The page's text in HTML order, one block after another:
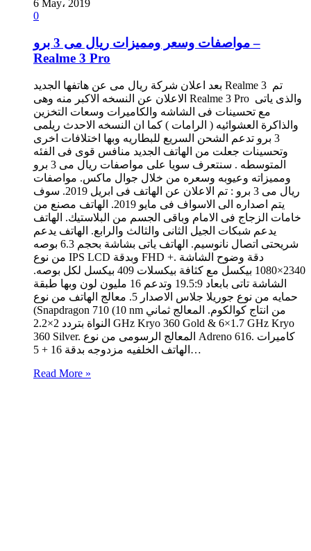
6 May، 2019
0
مواصفات وسعر ومميزات ريال مى 3 برو –
Realme 3 Pro
بعد اعلان شركة ريال مى عن هاتفها الجديد Realme 3 تم
الاعلان عن النسخه الاكبر منه وهى Realme 3 Pro والذى ياتى
مع تحسينات فى الشاشه والكاميرات وسعات التخزين
والذاكرة العشوائيه ( الرامات ) كما ان النسخه الاحدث ريلمى
3 برو تدعم الشحن السريع للبطاريه وبها اختلافات اخرى
وتحسينات جعلت من الهاتف الجديد منافس قوى فى الفئه
المتوسطه . سنتعرف سويا على مواصفات ريال مى 3 برو
ومميزاته وعيوبه وسعره من خلال جوال ماكس. مواصفات
ريال مى 3 برو : تم الاعلان عن الهاتف فى ابريل 2019. سوف
يتم اصداره الى الاسواف فى مايو 2019. الهاتف مصنع من
خامات الزجاج فى الامام وباقى الجسم من البلاستيك. الهاتف
يدعم شبكات الجيل الثانى والثالث والرابع. الهاتف يدعم
شريحتى اتصال نانوسيم. الهاتف ياتى بشاشة بحجم 6.3 بوصه
من نوع IPS LCD وبدقة FHD +. دقة وضوح الشاشة
2340×1080 بيكسل مع كثافة بيكسلات 409 بيكسل لكل بوصه.
الشاشة تاتى بابعاد 19.5:9 وتدعم 16 مليون لون وبها طبقة
حمايه من نوع جوريلا جلاس الاصدار 5. معالج الهاتف من نوع
(Snapdragon 710 (10 nm من انتاج كوالكوم. المعالج ثماني
النواة بتردد 2×2.2 GHz Kryo 360 Gold & 6×1.7 GHz Kryo
360 Silver. المعالج الرسومى من نوع Adreno 616. كاميرات
الهاتف الخلفيه مزدوجه بدقة 16 + 5…
Read More »